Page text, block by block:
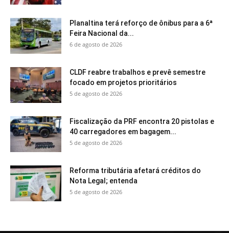
Planaltina terá reforço de ônibus para a 6ª
Feira Nacional da...
6 de agosto de 2026
CLDF reabre trabalhos e prevê semestre
focado em projetos prioritários
5 de agosto de 2026
Fiscalização da PRF encontra 20 pistolas e
40 carregadores em bagagem...
5 de agosto de 2026
Reforma tributária afetará créditos do
Nota Legal; entenda
5 de agosto de 2026